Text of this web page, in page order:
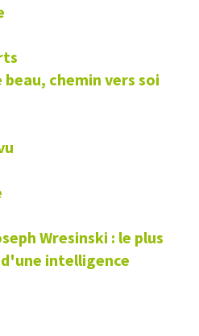
beau, chemin vers soi
Wresinski : le plus
intelligence